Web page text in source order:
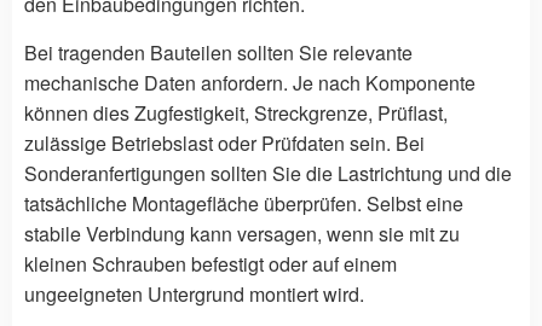
Bei tragenden Bauteilen sollten Sie relevante
mechanische Daten anfordern. Je nach Komponente
können dies Zugfestigkeit, Streckgrenze, Prüflast,
zulässige Betriebslast oder Prüfdaten sein. Bei
Sonderanfertigungen sollten Sie die Lastrichtung und die
tatsächliche Montagefläche überprüfen. Selbst eine
stabile Verbindung kann versagen, wenn sie mit zu
kleinen Schrauben befestigt oder auf einem
ungeeigneten Untergrund montiert wird.